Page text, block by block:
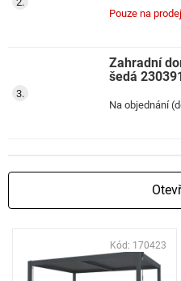
Pouze na
Zahradní
šedá 230391
Na objednání
Kód: 170423